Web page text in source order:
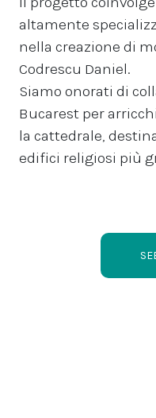
altamente
nella creazione di
Codrescu Daniel.
Siamo onorati di
Bucarest per
la cattedrale,
edifici religiosi più